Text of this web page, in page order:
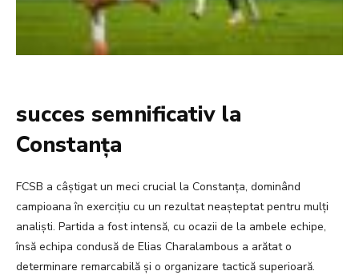
succes semnificativ la
Constanța
FCSB a câștigat un meci crucial la Constanța, dominând
campioana în exercițiu cu un rezultat neașteptat pentru mulți
analiști. Partida a fost intensă, cu ocazii de la ambele echipe,
însă echipa condusă de Elias Charalambous a arătat o
determinare remarcabilă și o organizare tactică superioară.